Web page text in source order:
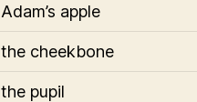
Adam’s apple
the cheekbone
the pupil